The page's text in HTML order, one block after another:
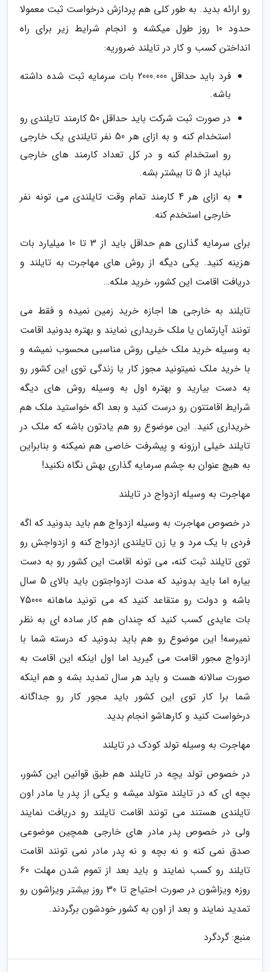
رو ارائه بدید. به طور کلی هم پردازش درخواست ثبت معمولا
حدود 10 روز طول میکشه و انجام شرایط زیر برای راه
انداختن کسب و کار در تایلند ضروریه:
فرد باید حداقل 2000.000 بات سرمایه ثبت شده داشته
باشه.
در صورت ثبت شرکت باید حداقل 50 کارمند تایلندی رو
استخدام کنه و به ازای هر 50 نفر تایلندی یک خارجی
رو استخدام کنه و در کل تعداد کارمند های خارجی
نباید از 5 تا بیشتر بشه.
به ازای هر 4 کارمند تمام وقت تایلندی می تونه نفر
خارجی استخدم کنه.
برای سرمایه گذاری هم حداقل باید از 3 تا 10 میلیارد بات
هزینه کنید. یکی دیگه از روش های مهاجرت به تایلند و
دریافت اقامت این کشور، خرید ملکه…
تایلند به خارجی ها اجازه خرید زمین نمیده و فقط می
تونند آپارتمان یا ملک خریداری نمایند و بهتره بدونید اقامت
به وسیله خرید ملک خیلی روش مناسبی محسوب نمیشه و
با خرید ملک نمیتونید مجوز کار یا زندگی توی این کشور رو
به دست بیارید و بهتره اول به وسیله روش های دیگه
شرایط اقامتتون رو درست کنید و بعد اگه خواستید ملک هم
خریداری کنید. این موضوع رو هم یادتون باشه که ملک در
تایلند خیلی ارزونه و پیشرفت خاصی هم نمیکنه و بنابراین
به هیچ عنوان به چشم سرمایه گذاری بهش نگاه نکنید!
مهاجرت به وسیله ازدواج در تایلند
در خصوص مهاجرت به وسیله ازدواج هم باید بدونید که اگه
فردی با یک مرد و یا زن تایلندی ازدواج کنه و ازدواجش رو
توی تایلند ثبت کنه، می تونه اقامت این کشور رو به دست
بیاره اما باید بدونید که مدت ازدواجتون باید بالای 5 سال
باشه و دولت رو متقاعد کنید که می تونید ماهانه 75000
بات عایدی کسب کنید که چندان هم کار ساده ای به نظر
نمیرسه! این موضوع رو هم باید بدونید که درسته شما با
ازدواج مجور اقامت می گیرید اما اول اینکه این اقامت به
صورت سالانه هست و باید هر سال تمدید بشه و هم اینکه
شما برا کار توی این کشور باید مجور کار رو جداگانه
درخواست کنید و کارهاشو انجام بدید.
مهاجرت به وسیله تولد کودک در تایلند
در خصوص تولد یچه در تایلند هم طبق قوانین این کشور،
بچه ای که در تایلند متولد میشه و یکی از پدر یا مادر اون
تایلندی هستند می تونند اقامت تایلند رو دریافت نمایند
ولی در خصوص پدر مادر های خارجی همچین موضوعی
صدق نمی کنه و نه بچه و نه پدر مادر نمی تونند اقامت
تایلند رو کسب نمایند و باید بعد از تموم شدن مهلت 60
روزه ویزاشون در صورت احتیاج تا 30 روز بیشتر ویزاشون رو
تمدید نمایند و بعد از اون به کشور خودشون برگردند.
منبع: گردگرد